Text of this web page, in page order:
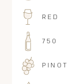
RED
750